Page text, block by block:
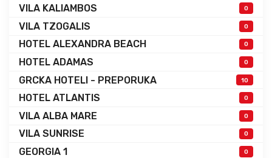
VILA KALIAMBOS 0
VILA TZOGALIS 0
HOTEL ALEXANDRA BEACH 0
HOTEL ADAMAS 0
GRCKA HOTELI - PREPORUKA 10
HOTEL ATLANTIS 0
VILA ALBA MARE 0
VILA SUNRISE 0
GEORGIA 1 0